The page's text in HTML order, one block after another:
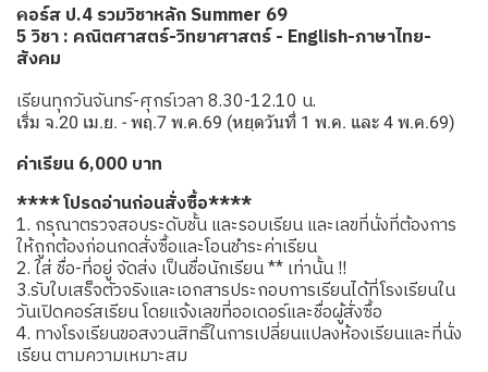
คอร์ส ป.4 รวมวิชาหลัก Summer 69
5 วิชา : คณิตศาสตร์-วิทยาศาสตร์ - English-ภาษาไทย-
สังคม
เรียนทุกวันจันทร์-ศุกร์เวลา 8.30-12.10 น.
เริ่ม จ.20 เม.ย. - พฤ.7 พ.ค.69 (หยุดวันที่ 1 พ.ค. และ 4 พ.ค.69)
ค่าเรียน 6,000 บาท
**** โปรดอ่านก่อนสั่งซื้อ****
1. กรุณาตรวจสอบระดับชั้น และรอบเรียน และเลขที่นั่งที่ต้องการ
ให้ถูกต้องก่อนกดสั่งซื้อและโอนชำระค่าเรียน
2. ใส่ ชื่อ-ที่อยู่ จัดส่ง เป็นชื่อนักเรียน ** เท่านั้น !!
3.รับใบเสร็จตัวจริงและเอกสารประกอบการเรียนได้ที่โรงเรียนใน
วันเปิดคอร์สเรียน โดยแจ้งเลขที่ออเดอร์และชื่อผู้สั่งซื้อ
4. ทางโรงเรียนขอสงวนสิทธิ์ในการเปลี่ยนแปลงห้องเรียนและที่นั่ง
เรียน ตามความเหมาะสม